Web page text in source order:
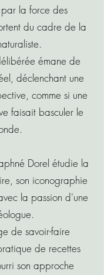
la force des
du cadre de la
émane de
déclenchant une
comme si une
faisait basculer le
Dorel étudie la
son iconographie
la passion d'une
de savoir-faire
de recettes
son approche